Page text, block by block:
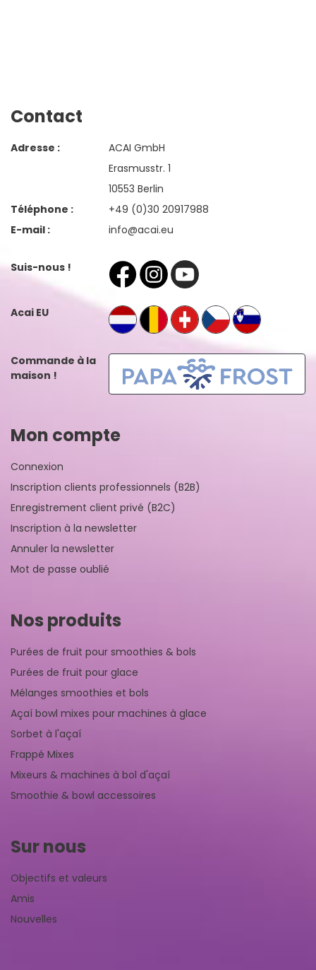
Contact
Adresse :
ACAI GmbH
Erasmusstr. 1
10553 Berlin
Téléphone :
+49 (0)30 20917988
E-mail :
info@acai.eu
Suis-nous !
Acai EU
Commande à la
maison !
Mon compte
Connexion
Inscription clients professionnels (B2B)
Enregistrement client privé (B2C)
Inscription à la newsletter
Annuler la newsletter
Mot de passe oublié
Nos produits
Purées de fruit pour smoothies & bols
Purées de fruit pour glace
Mélanges smoothies et bols
Açaí bowl mixes pour machines à glace
Sorbet à l'açaí
Frappé Mixes
Mixeurs & machines à bol d'açaí
Smoothie & bowl accessoires
Sur nous
Objectifs et valeurs
Amis
Nouvelles